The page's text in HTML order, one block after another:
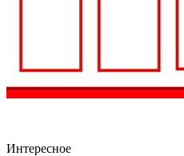
Интересное